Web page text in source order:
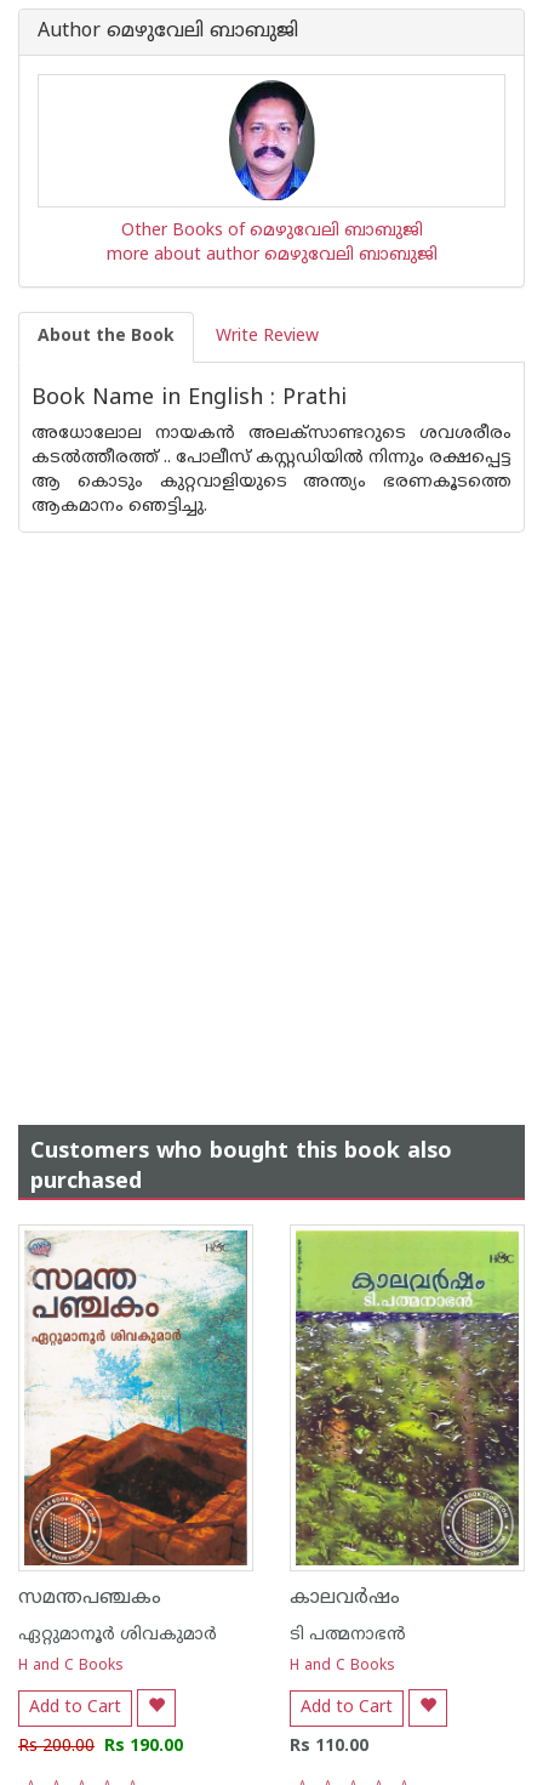
Author മെഴുവേലി ബാബുജി
Other Books of മെഴുവേലി ബാബുജി
more about author മെഴുവേലി ബാബുജി
About the Book Write Review
Book Name in English : Prathi
അധോലോല നായകന്‍ അലക്സാണ്ടറുടെ ശവശരീരം
കടല്‍ത്തീരത്ത് .. പോലീസ് കസ്റ്റഡിയില്‍ നിന്നും രക്ഷപ്പെട്ട
ആ കൊടും കുറ്റവാളിയുടെ അന്ത്യം ഭരണകൂടത്തെ
ആകമാനം ഞെട്ടിച്ചു.
Customers who bought this book also
purchased
സമന്തപഞ്ചകം
ഏറ്റുമാനൂര്‍ ശിവകുമാര്‍
H and C Books
Add to Cart
Rs 200.00 Rs 190.00
കാലവര്‍ഷം
ടി പത്മനാഭന്‍
H and C Books
Add to Cart
Rs 110.00